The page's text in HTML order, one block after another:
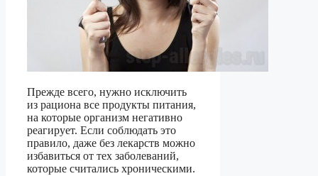
Прежде всего, нужно исключить
из рациона все продукты питания,
на которые организм негативно
реагирует. Если соблюдать это
правило, даже без лекарств можно
избавиться от тех заболеваний,
которые считались хроническими.